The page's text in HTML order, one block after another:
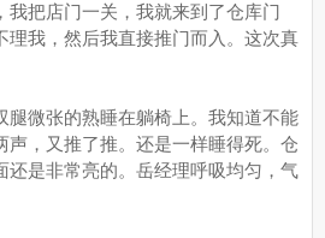
我把店门一关，我就来到了仓库门
理我，然后我直接推门而入。这次真
微张的熟睡在躺椅上。我知道不能
声，又推了推。还是一样睡得死。仓
还是非常亮的。岳经理呼吸均匀，气